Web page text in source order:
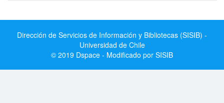
Dirección de Servicios de Información y Bibliotecas (SISIB) -
Universidad de Chile
© 2019 Dspace - Modificado por SISIB